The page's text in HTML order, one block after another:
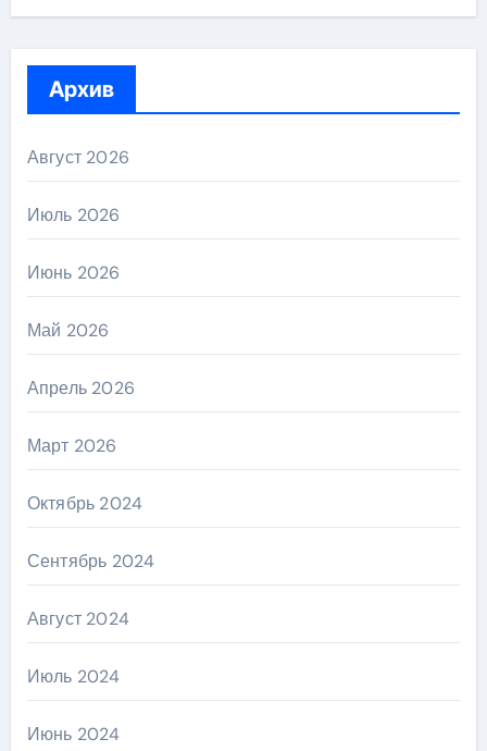
Архив
Август 2026
Июль 2026
Июнь 2026
Май 2026
Апрель 2026
Март 2026
Октябрь 2024
Сентябрь 2024
Август 2024
Июль 2024
Июнь 2024